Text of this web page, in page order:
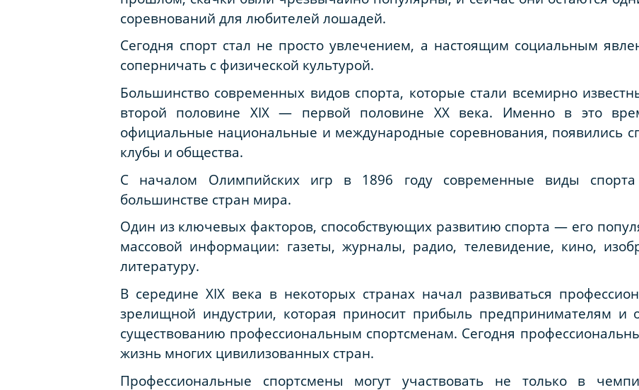
соревнований для любителей лошадей.
Сегодня спорт стал не просто увлечением, а настоящим социальным
соперничать с физической культурой.
Большинство современных видов спорта, которые стали всемирно
второй половине XIX — первой половине XX века. Именно в это
официальные национальные и международные соревнования, появились
клубы и общества.
С началом Олимпийских игр в 1896 году современные виды
большинстве стран мира.
Один из ключевых факторов, способствующих развитию спорта — его
массовой информации: газеты, журналы, радио, телевидение, кино,
литературу.
В середине XIX века в некоторых странах начал развиваться
зрелищной индустрии, которая приносит прибыль предпринимателям и
существованию профессиональным спортсменам. Сегодня
жизнь многих цивилизованных стран.
Профессиональные спортсмены могут участвовать не только в